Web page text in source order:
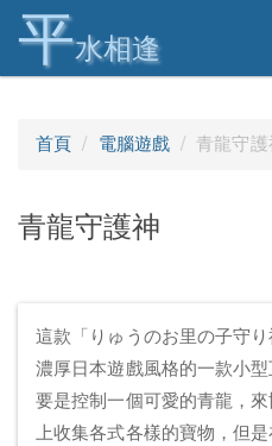
平水相逢
首頁 電腦遊戲 青龍守護
青龍守護神
這款「りゅうのお里の子守
濃厚日本遊戲風格的一款小
要是控制一個可愛的青龍，
上收集各式各樣的寶物，但